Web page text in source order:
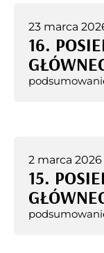
23 marca
16.
2 marca 2026
15.